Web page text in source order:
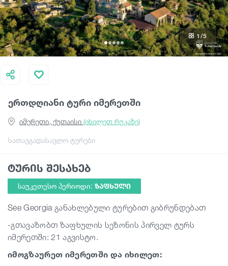
სასტუმროები
ტრანსპორტი
რა ვნახოთ
გიდები
საქართველო
ერთდღიანი ტური იმერეთში
სათავგადასავლო ტურები
იმერეთი, ქუთაისი (იხილეთ რუკაზე)
1 /5
ტურის შესახებ
საუკეთესო პერიოდი: ᲖᲐᲤᲮᲣᲚᲘ
See Georgia განახლებული ტურებით გიბრუნდებათ
-გთავაზობთ ზაფხულის სეზონის პირველ ტურს
იმერეთში: 21 აგვისტო.
იმოგზაურეთ იმერეთში და იხილეთ: